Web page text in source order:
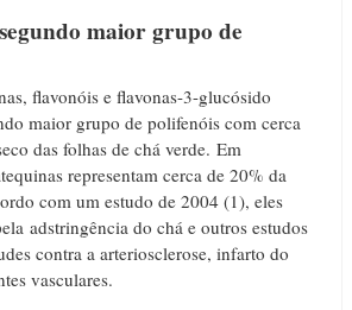
maior grupo de
flavonóis e flavonas-3-glucósido
maior grupo de polifenóis com cerca
das folhas de chá verde. Em
representam cerca de 20% da
com um estudo de 2004 (1), eles
adstringência do chá e outros estudos
contra a arteriosclerose, infarto do
vasculares.